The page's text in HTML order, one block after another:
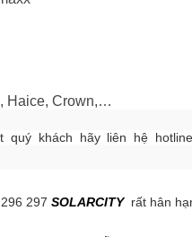
Haice, Crown,…
quý khách hãy liên hệ
297 SOLARCITY rất hân